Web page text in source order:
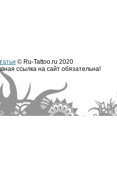
© Ru-Tattoo.ru 2020
ссылка на сайт обязательна!